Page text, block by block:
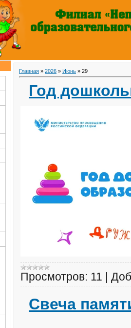
Главная » 2026 » Июнь » 29
Год
Просмотров: 11
Свеча